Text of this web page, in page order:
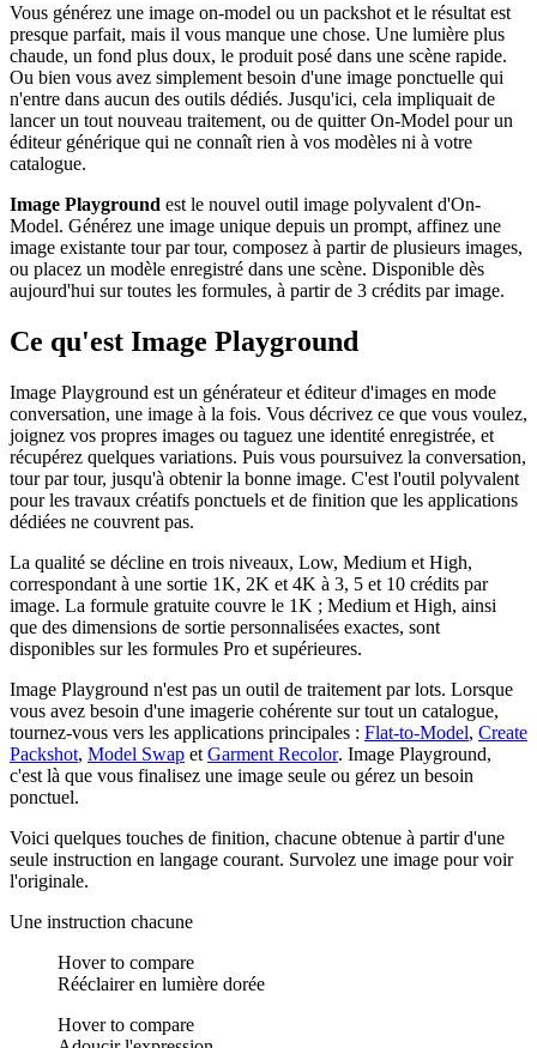
Vous générez une image on-model ou un packshot et le résultat est
presque parfait, mais il vous manque une chose. Une lumière plus
chaude, un fond plus doux, le produit posé dans une scène rapide.
Ou bien vous avez simplement besoin d'une image ponctuelle qui
n'entre dans aucun des outils dédiés. Jusqu'ici, cela impliquait de
lancer un tout nouveau traitement, ou de quitter On-Model pour un
éditeur générique qui ne connaît rien à vos modèles ni à votre
catalogue.
Image Playground est le nouvel outil image polyvalent d'On-
Model. Générez une image unique depuis un prompt, affinez une
image existante tour par tour, composez à partir de plusieurs images,
ou placez un modèle enregistré dans une scène. Disponible dès
aujourd'hui sur toutes les formules, à partir de 3 crédits par image.
Ce qu'est Image Playground
Image Playground est un générateur et éditeur d'images en mode
conversation, une image à la fois. Vous décrivez ce que vous voulez,
joignez vos propres images ou taguez une identité enregistrée, et
récupérez quelques variations. Puis vous poursuivez la conversation,
tour par tour, jusqu'à obtenir la bonne image. C'est l'outil polyvalent
pour les travaux créatifs ponctuels et de finition que les applications
dédiées ne couvrent pas.
La qualité se décline en trois niveaux, Low, Medium et High,
correspondant à une sortie 1K, 2K et 4K à 3, 5 et 10 crédits par
image. La formule gratuite couvre le 1K ; Medium et High, ainsi
que des dimensions de sortie personnalisées exactes, sont
disponibles sur les formules Pro et supérieures.
Image Playground n'est pas un outil de traitement par lots. Lorsque
vous avez besoin d'une imagerie cohérente sur tout un catalogue,
tournez-vous vers les applications principales : Flat-to-Model, Create
Packshot, Model Swap et Garment Recolor. Image Playground,
c'est là que vous finalisez une image seule ou gérez un besoin
ponctuel.
Voici quelques touches de finition, chacune obtenue à partir d'une
seule instruction en langage courant. Survolez une image pour voir
l'originale.
Une instruction chacune
Hover to compare
Rééclairer en lumière dorée
Hover to compare